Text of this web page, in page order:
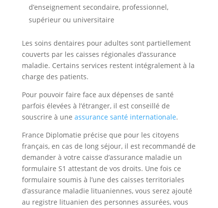
d’enseignement secondaire, professionnel,
supérieur ou universitaire
Les soins dentaires pour adultes sont partiellement
couverts par les caisses régionales d’assurance
maladie. Certains services restent intégralement à la
charge des patients.
Pour pouvoir faire face aux dépenses de santé
parfois élevées à l’étranger, il est conseillé de
souscrire à une assurance santé internationale.
France Diplomatie précise que pour les citoyens
français, en cas de long séjour, il est recommandé de
demander à votre caisse d’assurance maladie un
formulaire S1 attestant de vos droits. Une fois ce
formulaire soumis à l’une des caisses territoriales
d’assurance maladie lituaniennes, vous serez ajouté
au registre lituanien des personnes assurées, vous